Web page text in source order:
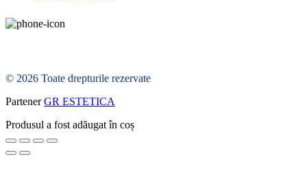
© 2026 Toate drepturile rezervate
PartenerGR ESTETICA
Produsul a fost adăugat în coș